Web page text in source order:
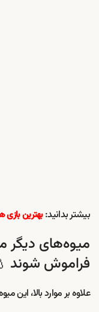
بیشتر بدانید:بهترین بازی
میوه‌های دیگر
فراموش شوند
علاوه بر موارد بالا، این